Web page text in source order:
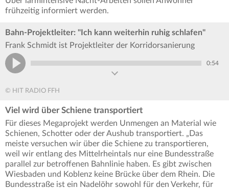
frühzeitig informiert werden.
Bahn-Projektleiter: "Ich kann weiterhin ruhig schlafen"
Frank Schmidt ist Projektleiter der Korridorsanierung
0:54
© HIT RADIO FFH
Viel wird über Schiene transportiert
Für dieses Megaprojekt werden Unmengen an Material wie
Schienen, Schotter oder der Aushub transportiert. „Das
meiste versuchen wir über die Schiene zu transportieren,
weil wir entlang des Mittelrheintals nur eine Bundesstraße
parallel zur betroffenen Bahnlinie haben. Es gibt zwischen
Wiesbaden und Koblenz keine Brücke über dem Rhein. Die
Bundesstraße ist ein Nadelöhr sowohl für den Verkehr, für